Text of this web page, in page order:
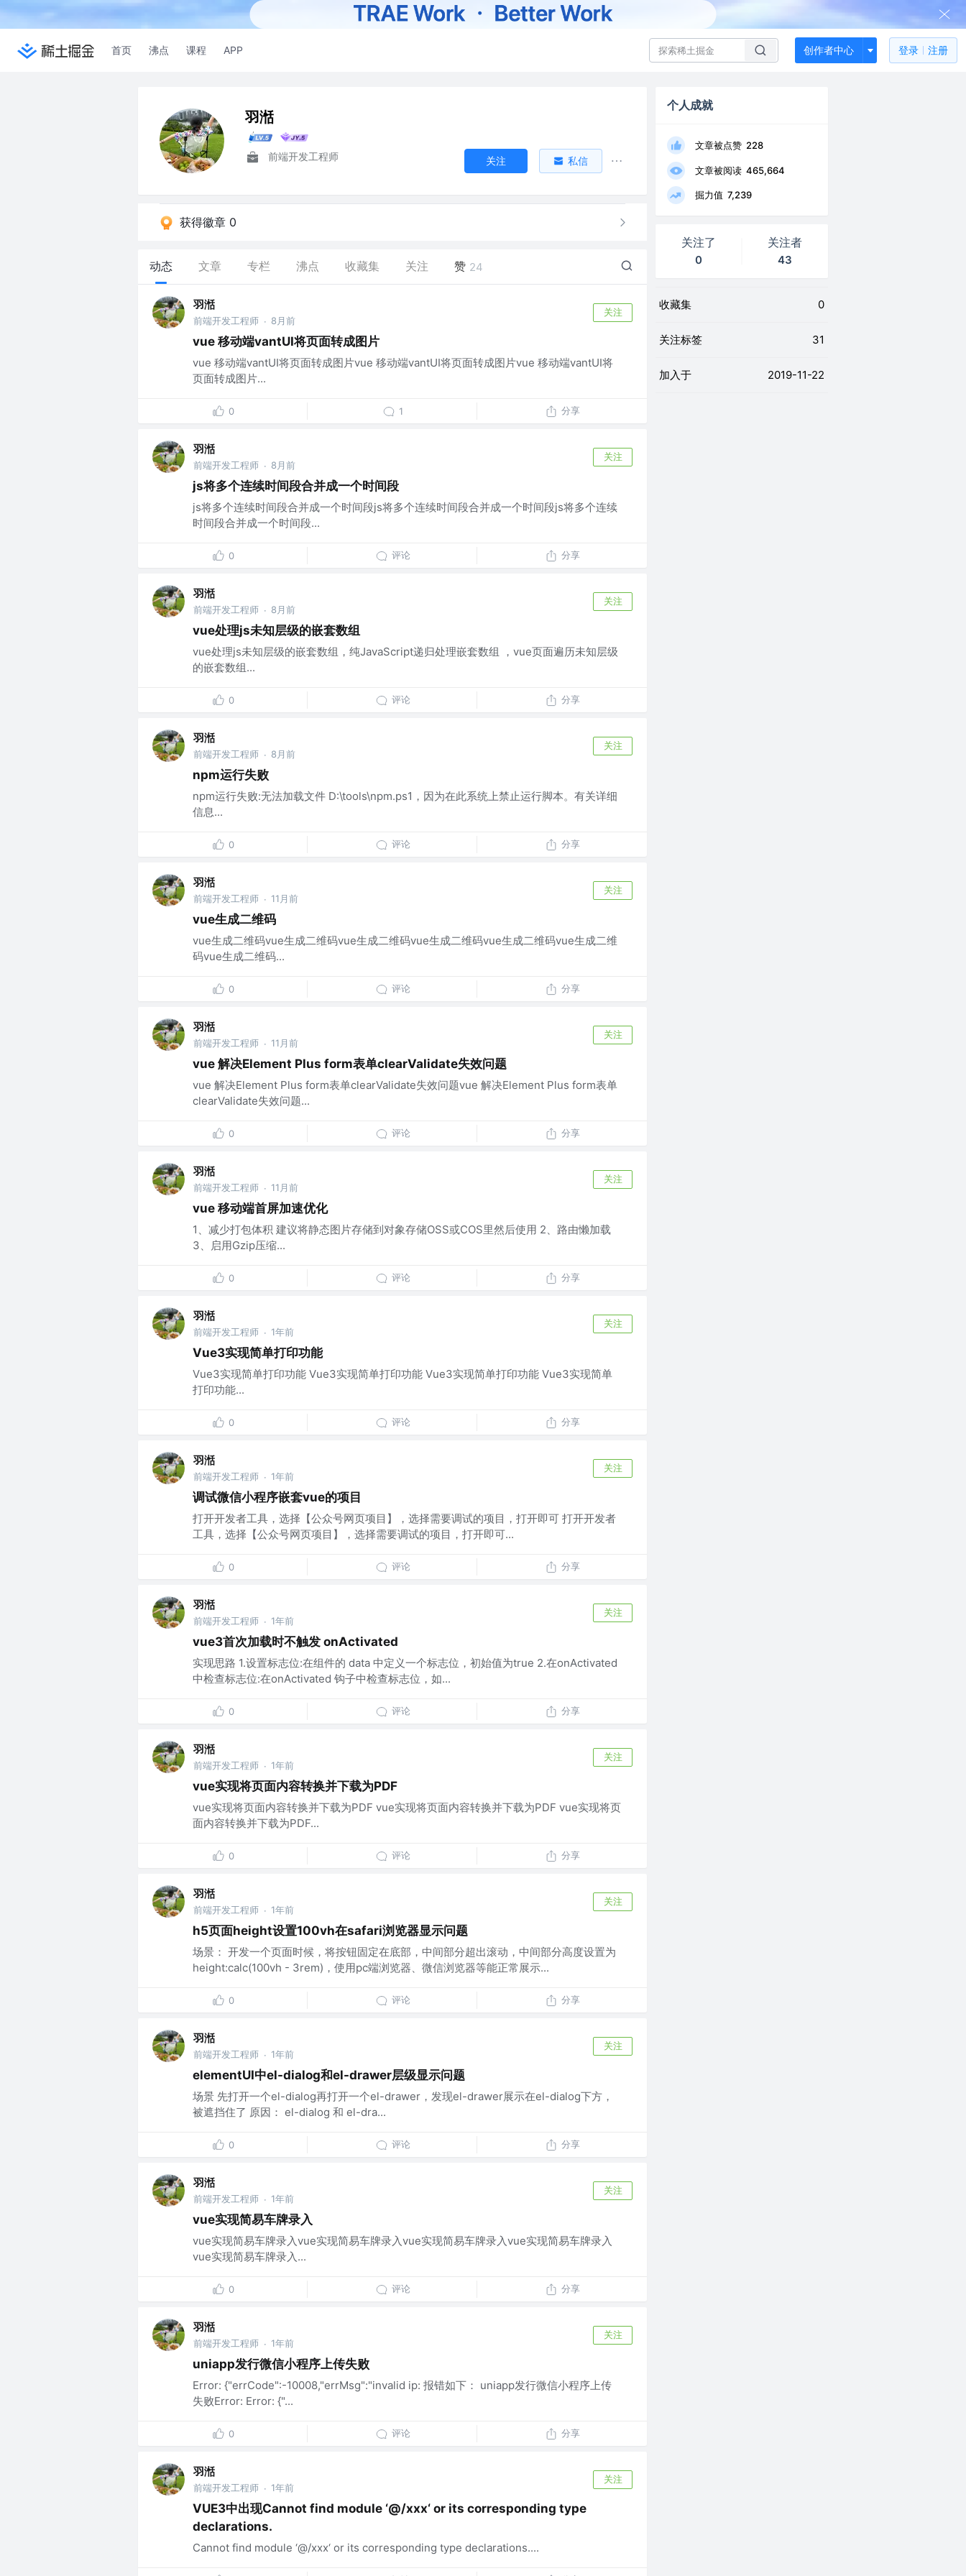
首页 沸点 课程 APP 创作者中心 登录 注册
羽湉
前端开发工程师 关注 私信
获得徽章 0
动态 文章 专栏 沸点 收藏集 关注 赞 24
羽湉
前端开发工程师 · 8月前
关注
vue 移动端vantUI将页面转成图片
vue 移动端vantUI将页面转成图片vue 移动端vantUI将页面转成图片vue 移动端vantUI将
页面转成图片...
0 1 分享
羽湉
前端开发工程师 · 8月前
关注
js将多个连续时间段合并成一个时间段
js将多个连续时间段合并成一个时间段js将多个连续时间段合并成一个时间段js将多个连续
时间段合并成一个时间段...
0 评论 分享
羽湉
前端开发工程师 · 8月前
关注
vue处理js未知层级的嵌套数组
vue处理js未知层级的嵌套数组，纯JavaScript递归处理嵌套数组 ，vue页面遍历未知层级
的嵌套数组...
0 评论 分享
羽湉
前端开发工程师 · 8月前
关注
npm运行失败
npm运行失败:无法加载文件 D:\tools\npm.ps1，因为在此系统上禁止运行脚本。有关详细
信息...
0 评论 分享
羽湉
前端开发工程师 · 11月前
关注
vue生成二维码
vue生成二维码vue生成二维码vue生成二维码vue生成二维码vue生成二维码vue生成二维
码vue生成二维码...
0 评论 分享
羽湉
前端开发工程师 · 11月前
关注
vue 解决Element Plus form表单clearValidate失效问题
vue 解决Element Plus form表单clearValidate失效问题vue 解决Element Plus form表单
clearValidate失效问题...
0 评论 分享
羽湉
前端开发工程师 · 11月前
关注
vue 移动端首屏加速优化
1、减少打包体积 建议将静态图片存储到对象存储OSS或COS里然后使用 2、路由懒加载
3、启用Gzip压缩...
0 评论 分享
羽湉
前端开发工程师 · 1年前
关注
Vue3实现简单打印功能
Vue3实现简单打印功能 Vue3实现简单打印功能 Vue3实现简单打印功能 Vue3实现简单
打印功能...
0 评论 分享
羽湉
前端开发工程师 · 1年前
关注
调试微信小程序嵌套vue的项目
打开开发者工具，选择【公众号网页项目】，选择需要调试的项目，打开即可 打开开发者
工具，选择【公众号网页项目】，选择需要调试的项目，打开即可...
0 评论 分享
羽湉
前端开发工程师 · 1年前
关注
vue3首次加载时不触发 onActivated
实现思路 1.设置标志位:在组件的 data 中定义一个标志位，初始值为true 2.在onActivated
中检查标志位:在onActivated 钩子中检查标志位，如...
0 评论 分享
羽湉
前端开发工程师 · 1年前
关注
vue实现将页面内容转换并下载为PDF
vue实现将页面内容转换并下载为PDF vue实现将页面内容转换并下载为PDF vue实现将页
面内容转换并下载为PDF...
0 评论 分享
羽湉
前端开发工程师 · 1年前
关注
h5页面height设置100vh在safari浏览器显示问题
场景： 开发一个页面时候，将按钮固定在底部，中间部分超出滚动，中间部分高度设置为
height:calc(100vh - 3rem)，使用pc端浏览器、微信浏览器等能正常展示...
0 评论 分享
羽湉
前端开发工程师 · 1年前
关注
elementUI中el-dialog和el-drawer层级显示问题
场景 先打开一个el-dialog再打开一个el-drawer，发现el-drawer展示在el-dialog下方，
被遮挡住了 原因： el-dialog 和 el-dra...
0 评论 分享
羽湉
前端开发工程师 · 1年前
关注
vue实现简易车牌录入
vue实现简易车牌录入vue实现简易车牌录入vue实现简易车牌录入vue实现简易车牌录入
vue实现简易车牌录入...
0 评论 分享
羽湉
前端开发工程师 · 1年前
关注
uniapp发行微信小程序上传失败
Error: {"errCode":-10008,"errMsg":"invalid ip: 报错如下： uniapp发行微信小程序上传
失败Error: Error: {"...
0 评论 分享
羽湉
前端开发工程师 · 1年前
关注
VUE3中出现Cannot find module ‘@/xxx‘ or its corresponding type
declarations.
Cannot find module ‘@/xxx‘ or its corresponding type declarations....
个人成就
文章被点赞 228
文章被阅读 465,664
掘力值 7,239
关注了
0
关注者
43
收藏集 0
关注标签 31
加入于 2019-11-22